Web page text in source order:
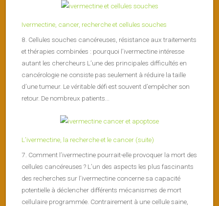
Ivermectine, cancer, recherche et cellules souches
8. Cellules souches cancéreuses, résistance aux traitements
et thérapies combinées : pourquoi l’ivermectine intéresse
autant les chercheurs L’une des principales difficultés en
cancérologie ne consiste pas seulement à réduire la taille
d’une tumeur. Le véritable défi est souvent d’empêcher son
retour. De nombreux patients...
L’ivermectine, la recherche et le cancer (suite)
7. Comment l’ivermectine pourrait-elle provoquer la mort des
cellules cancéreuses ? L’un des aspects les plus fascinants
des recherches sur l’ivermectine concerne sa capacité
potentielle à déclencher différents mécanismes de mort
cellulaire programmée. Contrairement à une cellule saine,